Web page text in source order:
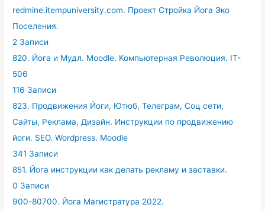
redmine.itempuniversity.com. Проект Стройка Йога Эко
Поселения.
2 Записи
820. Йога и Мудл. Moodle. Компьютерная Революция. IT-
506
116 Записи
823. Продвижения Йоги, Ютюб, Телеграм, Соц сети,
Сайты, Реклама, Дизайн. Инструкции по продвижению
йоги. SEO. Wordpress. Moodle
341 Записи
851. Йога инструкции как делать рекламу и заставки.
0 Записи
900-80700. Йога Магистратура 2022.